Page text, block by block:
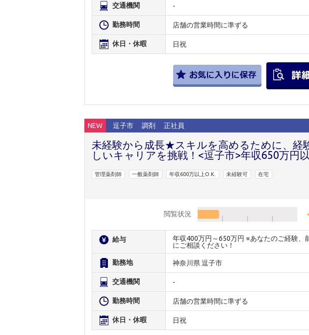
交通機関 -
勤務時間 店舗の営業時間に準ずる
休日・休暇 日祝
NEW 逗子市 調剤 正社員
未経験から成長★スキルを高めるために、経
しいキャリアを挑戦！<逗子市>年収650万円以
管理薬剤師 一般薬剤師 年収600万以上O.K. 未経験可 在宅
閲覧状況
給与
年収400万円～650万円 ※あなたのご経験、
にご相談ください！
勤務地 神奈川県 逗子市
交通機関 -
勤務時間 店舗の営業時間に準ずる
休日・休暇 日祝